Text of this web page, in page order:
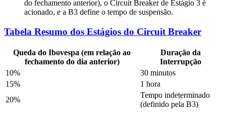
do fechamento anterior), o Circuit Breaker de Estágio 3 é
acionado, e a B3 define o tempo de suspensão.
Tabela Resumo dos Estágios do Circuit Breaker
Queda do Ibovespa (em relação ao
fechamento do dia anterior)
Duração da
Interrupção
10%
30 minutos
15%
1 hora
20%
Tempo indeterminado
(definido pela B3)